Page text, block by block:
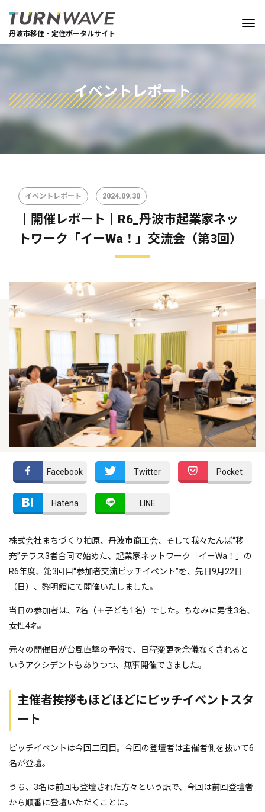
丹波市移住・定住ポータルサイト
イベントレポート
イベントレポート 2024.09.30
｜開催レポート｜R6_丹波市起業家ネッ
トワーク「イーWa！」交流会（第3回）
Facebook Twitter Pocket
Hatena LINE
株式会社まちづくり柏原、丹波市商工会、そして我々たんば“移
充”テラス3者合同で始めた、起業家ネットワーク「イーWa！」の
R6年度、第3回目“参加者交流ピッチイベント”を、先日9月22日
（日）、黎明館にて開催いたしました。
当日の参加者は、7名（＋子ども1名）でした。ちなみに男性3名、
女性4名。
元々の開催日が台風直撃の予報で、日程変更を余儀なくされると
いうアクシデントもありつつ、無事開催できました。
主催者挨拶もほどほどにピッチイベントスタ
ート
ピッチイベントは今回二回目。今回の登壇者は主催者側を抜いて6
名が登壇。
うち、3名は前回も登壇された方々という訳で、今回は前回登壇者
から順番に登壇いただくことに。